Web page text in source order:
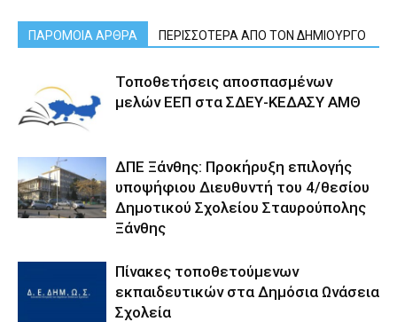
ΠΑΡΟΜΟΙΑ ΑΡΘΡΑ ΠΕΡΙΣΣΟΤΕΡΑ ΑΠΟ ΤΟΝ ΔΗΜΙΟΥΡΓΟ
Τοποθετήσεις αποσπασμένων
μελών ΕΕΠ στα ΣΔΕΥ-ΚΕΔΑΣΥ ΑΜΘ
ΔΠΕ Ξάνθης: Προκήρυξη επιλογής
υποψήφιου Διευθυντή του 4/θεσίου
Δημοτικού Σχολείου Σταυρούπολης
Ξάνθης
Πίνακες τοποθετούμενων
εκπαιδευτικών στα Δημόσια Ωνάσεια
Σχολεία